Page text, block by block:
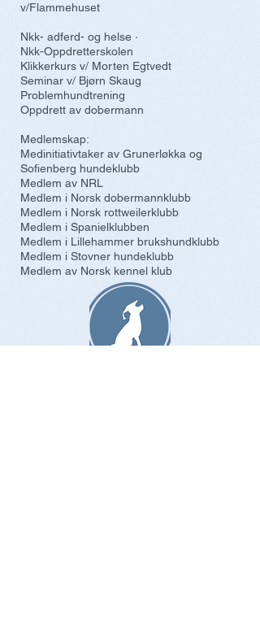
v/Flammehuset
Nkk- adferd- og helse ·
Nkk-Oppdretterskolen
Klikkerkurs v/ Morten Egtvedt
Seminar v/ Bjørn Skaug
Problemhundtrening
Oppdrett av dobermann
Medlemskap:
Medinitiativtaker av Grunerløkka og
Sofienberg hundeklubb
Medlem av NRL
Medlem i Norsk dobermannklubb
Medlem i Norsk rottweilerklubb
Medlem i Spanielklubben
Medlem i Lillehammer brukshundklubb
Medlem i Stovner hundeklubb
Medlem av Norsk kennel klub